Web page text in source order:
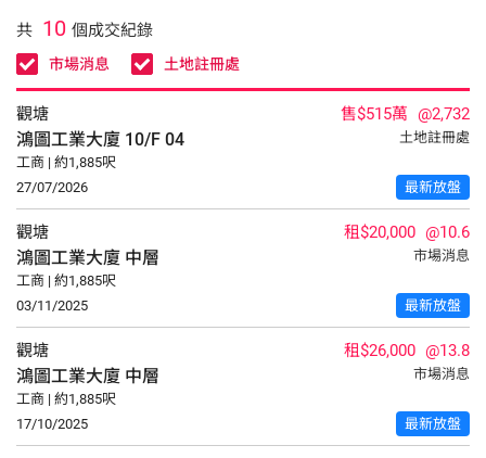
共 10 個成交紀錄
市場消息 土地註冊處
觀塘 售$515萬 @2,732
鴻圖工業大廈 10/F 04
土地註冊處
工商 | 約1,885呎
27/07/2026
最新放盤
觀塘 租$20,000 @10.6
鴻圖工業大廈 中層
市場消息
工商 | 約1,885呎
03/11/2025
最新放盤
觀塘 租$26,000 @13.8
鴻圖工業大廈 中層
市場消息
工商 | 約1,885呎
17/10/2025
最新放盤